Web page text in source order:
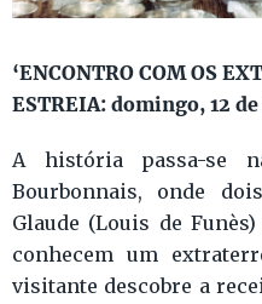
‘ENCONTRO COM OS
ESTREIA: domingo, 12
A história passa-se
Bourbonnais, onde
Glaude (Louis de
conhecem um
visitante descobre a